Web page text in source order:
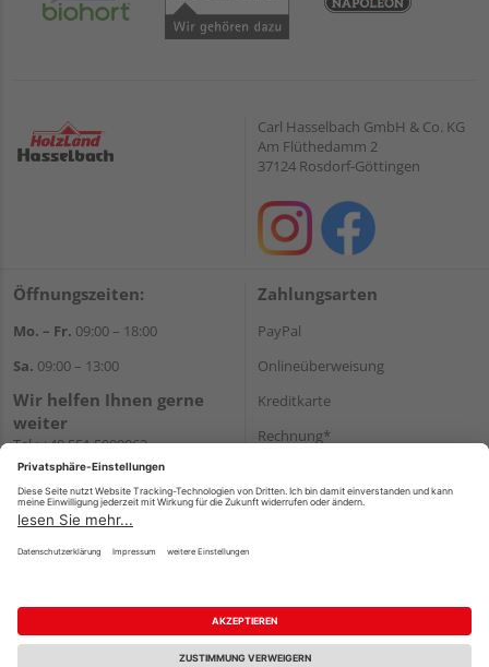
Carl Hasselbach GmbH & Co. KG
Am Flüthedamm 2
37124 Rosdorf-Göttingen
Öffnungszeiten:
Mo. – Fr. 09:00 – 18:00
Sa. 09:00 – 13:00
Wir helfen Ihnen gerne
weiter
Tel.:+49 551 5009963
E-Mail:shop@holzland-
hasselbach.de
Zahlungsarten
PayPal
Onlineüberweisung
Kreditkarte
Rechnung*
Versand
Impressum AGB Widerruf
Datenschutz
Reservierungsbedingungen
Vertrag widerrufen